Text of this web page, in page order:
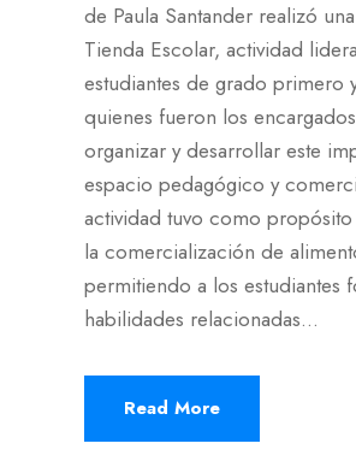
de Paula Santander realizó
Tienda Escolar, actividad
estudiantes de grado primero
quienes fueron los
organizar y desarrollar este
espacio pedagógico y
actividad tuvo como
la comercialización de
permitiendo a los estudiantes
habilidades relacionadas...
Read More